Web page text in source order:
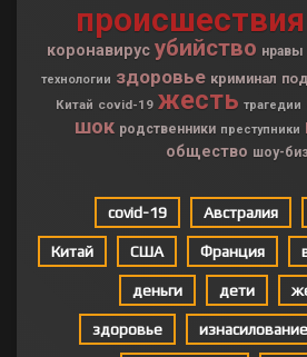
происшествия
коронавирус убийство нравы
технологии здоровье криминал
Китай covid-19 жесть трагедии
шок родственники преступники
общество шоу-
covid-19 Австралия
Китай США Франция
деньги дети
здоровье изнасилование